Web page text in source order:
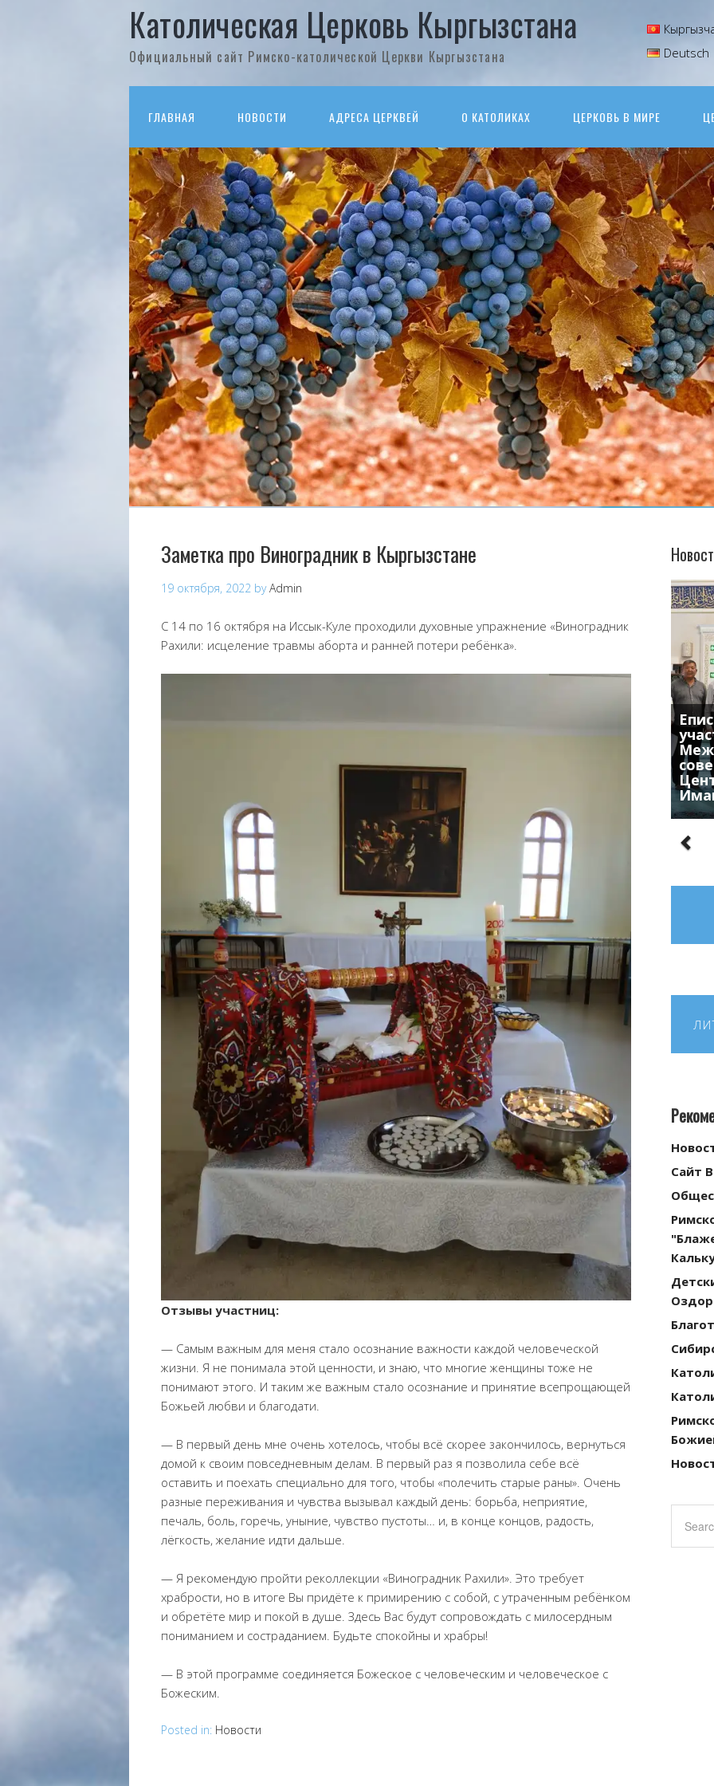
Католическая Церковь Кыргызстана
Официальный сайт Римско-католической Церкви Кыргызстана
Deutsch
ГЛАВНАЯ НОВОСТИ АДРЕСА ЦЕРКВЕЙ О КАТОЛИКАХ ЦЕРКОВЬ В МИРЕ
Заметка про Виноградник в Кыргызстане
19 октября, 2022 byAdmin
С 14 по 16 октября на Иссык-Куле проходили духовные упражнение «Виноградник
Рахили: исцеление травмы аборта и ранней потери ребёнка».
Отзывы участниц:
— Самым важным для меня стало осознание важности каждой человеческой
жизни. Я не понимала этой ценности, и знаю, что многие женщины тоже не
понимают этого. И таким же важным стало осознание и принятие всепрощающей
Божьей любви и благодати.
— В первый день мне очень хотелось, чтобы всё скорее закончилось, вернуться
домой к своим повседневным делам. В первый раз я позволила себе всё
оставить и поехать специально для того, чтобы «полечить старые раны». Очень
разные переживания и чувства вызывал каждый день: борьба, неприятие,
печаль, боль, горечь, уныние, чувство пустоты… и, в конце концов, радость,
лёгкость, желание идти дальше.
— Я рекомендую пройти реколлекции «Виноградник Рахили». Это требует
храбрости, но в итоге Вы придёте к примирению с собой, с утраченным ребёнком
и обретёте мир и покой в душе. Здесь Вас будут сопровождать с милосердным
пониманием и состраданием. Будьте спокойны и храбры!
— В этой программе соединяется Божеское с человеческим и человеческое с
Божеским.
Posted in: Новости
Сайт